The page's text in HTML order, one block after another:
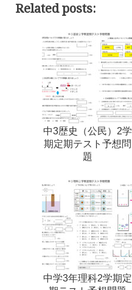
Related posts:
中3歴史（公民）2学
期定期テスト予想問
題
中学3年理科2学期定